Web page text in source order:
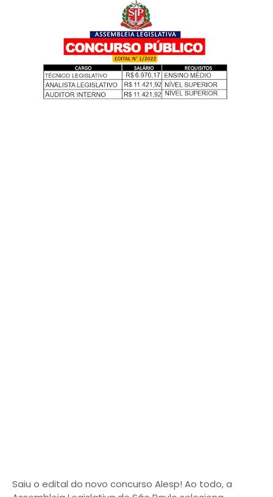
Saiu o edital do novo concurso Alesp! Ao todo, a